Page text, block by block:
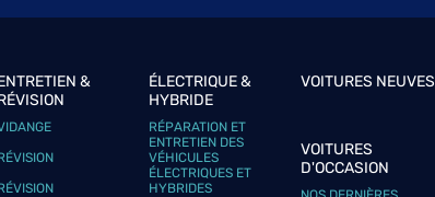
&
ÉLECTRIQUE &
HYBRIDE
RÉPARATION ET
ENTRETIEN DES
VÉHICULES
ÉLECTRIQUES ET
HYBRIDES
VOITURES NEUVES
VOITURES
D'OCCASION